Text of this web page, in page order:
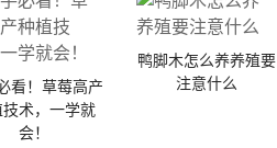
看！草莓高产
技术，一学就
会！
鸭脚木怎么养养殖要
注意什么